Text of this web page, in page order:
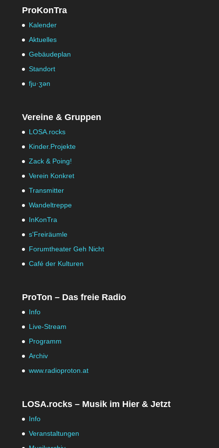
ProKonTra
Kalender
Aktuelles
Gebäudeplan
Standort
fju·ʒən
Vereine & Gruppen
LOSA.rocks
Kinder.Projekte
Zack & Poing!
Verein Konkret
Transmitter
Wandeltreppe
InKonTra
s'Freiräumle
Forumtheater Geh Nicht
Café der Kulturen
ProTon – Das freie Radio
Info
Live-Stream
Programm
Archiv
www.radioproton.at
LOSA.rocks – Musik im Hier & Jetzt
Info
Veranstaltungen